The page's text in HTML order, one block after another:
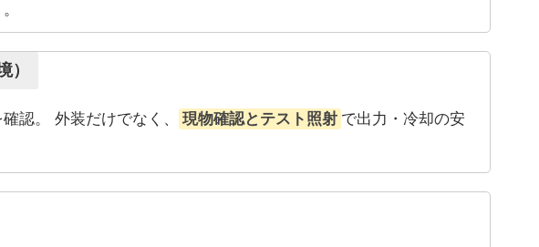
）
認。 外装だけでなく、 現物確認とテスト照射 で出力・冷却の安